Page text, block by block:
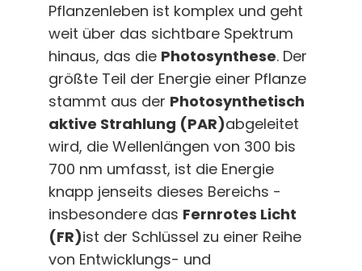
Pflanzenleben ist komplex und geht
weit über das sichtbare Spektrum
hinaus, das die Photosynthese. Der
größte Teil der Energie einer Pflanze
stammt aus der Photosynthetisch
aktive Strahlung (PAR)abgeleitet
wird, die Wellenlängen von 300 bis
700 nm umfasst, ist die Energie
knapp jenseits dieses Bereichs -
insbesondere das Fernrotes Licht
(FR)ist der Schlüssel zu einer Reihe
von Entwicklungs- und